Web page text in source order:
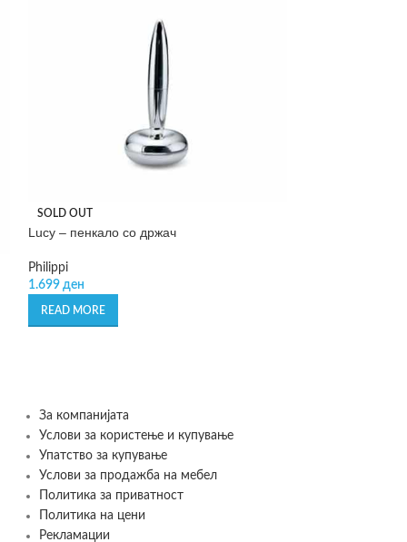
SOLD OUT
Lucy – пенкало со држач
Philippi
1.699 ден
READ MORE
За компанијата
Услови за користење и купување
Упатство за купување
Услови за продажба на мебел
Политика за приватност
Политика на цени
Рекламации